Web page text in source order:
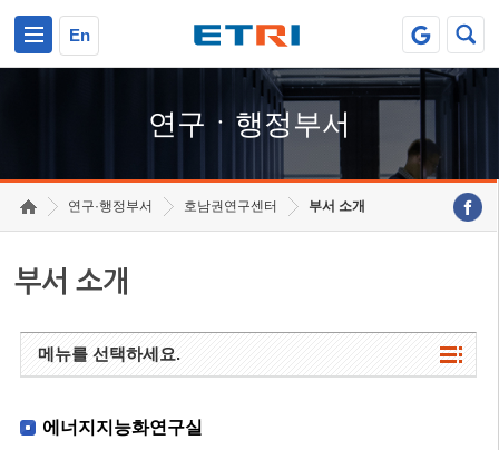
En
연구ㆍ행정부서
연구·행정부서 호남권연구센터 부서 소개
부서 소개
메뉴를 선택하세요.
에너지지능화연구실